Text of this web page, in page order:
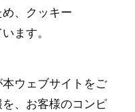
、クッキー
ます。
ウェブサイトをご
、お客様のコンピ